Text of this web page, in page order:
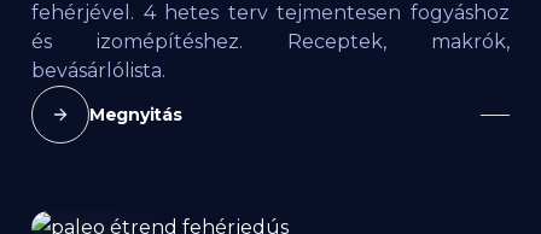
fehérjével. 4 hetes terv tejmentesen fogyáshoz
és izomépítéshez. Receptek, makrók,
bevásárlólista.
Megnyitás